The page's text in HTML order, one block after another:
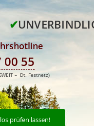
✔
00 55
– Dt. Festnetz)
prüfen lassen!